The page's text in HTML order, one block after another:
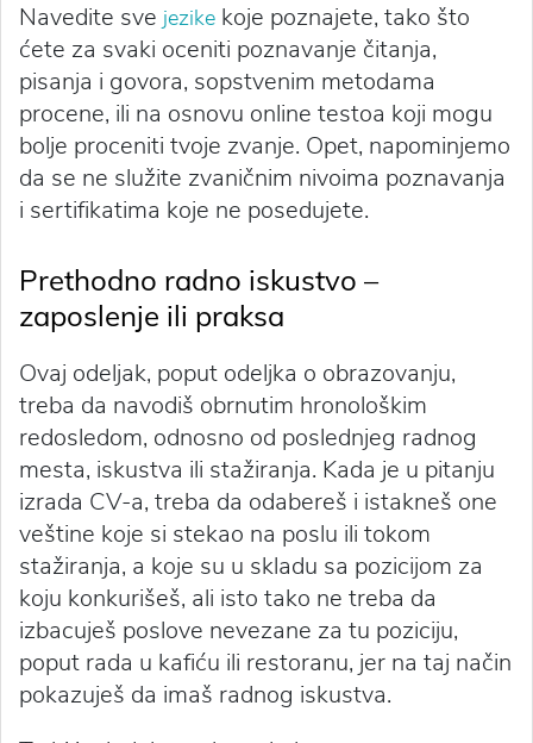
Navedite sve jezike koje poznajete, tako što
ćete za svaki oceniti poznavanje čitanja,
pisanja i govora, sopstvenim metodama
procene, ili na osnovu online testoa koji mogu
bolje proceniti tvoje zvanje. Opet, napominjemo
da se ne služite zvaničnim nivoima poznavanja
i sertifikatima koje ne posedujete.
Prethodno radno iskustvo –
zaposlenje ili praksa
Ovaj odeljak, poput odeljka o obrazovanju,
treba da navodiš obrnutim hronološkim
redosledom, odnosno od poslednjeg radnog
mesta, iskustva ili stažiranja. Kada je u pitanju
izrada CV-a, treba da odabereš i istakneš one
veštine koje si stekao na poslu ili tokom
stažiranja, a koje su u skladu sa pozicijom za
koju konkurišeš, ali isto tako ne treba da
izbacuješ poslove nevezane za tu poziciju,
poput rada u kafiću ili restoranu, jer na taj način
pokazuješ da imaš radnog iskustva.